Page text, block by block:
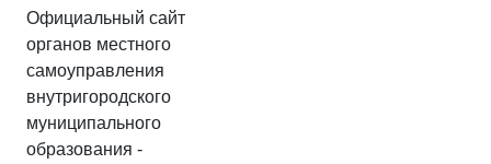
Официальный сайт
органов местного
самоуправления
внутригородского
муниципального
образования -